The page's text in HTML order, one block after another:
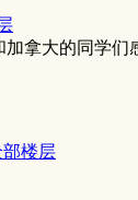
拿大的同学们
部楼层